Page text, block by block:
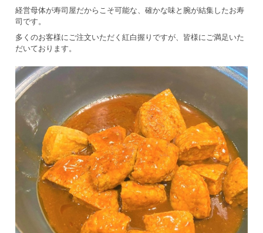
経営母体が寿司屋だからこそ可能な、確かな味と腕が結集したお寿
司です。
多くのお客様にご注文いただく紅白握りですが、皆様にご満足いた
だいております。